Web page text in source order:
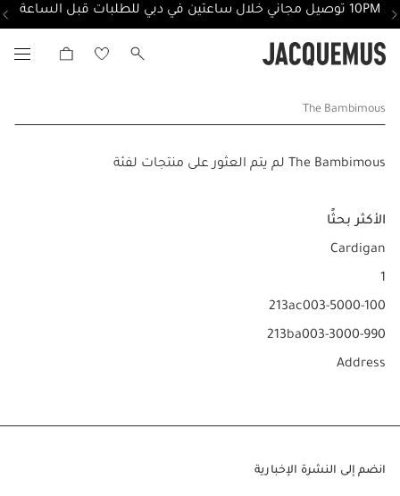
10PM توصيل مجاني خلال ساعتين في دبي للطلبات قبل الساعة
The Bambimous
The Bambimous لم يتم العثور على منتجات لفئة
الأكثر بحثًا
Cardigan
1
213ac003-5000-100
213ba003-3000-990
Address
انضم إلى النشرة الإخبارية